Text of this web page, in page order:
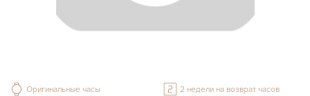
Оригинальные часы 2 недели на возврат часов